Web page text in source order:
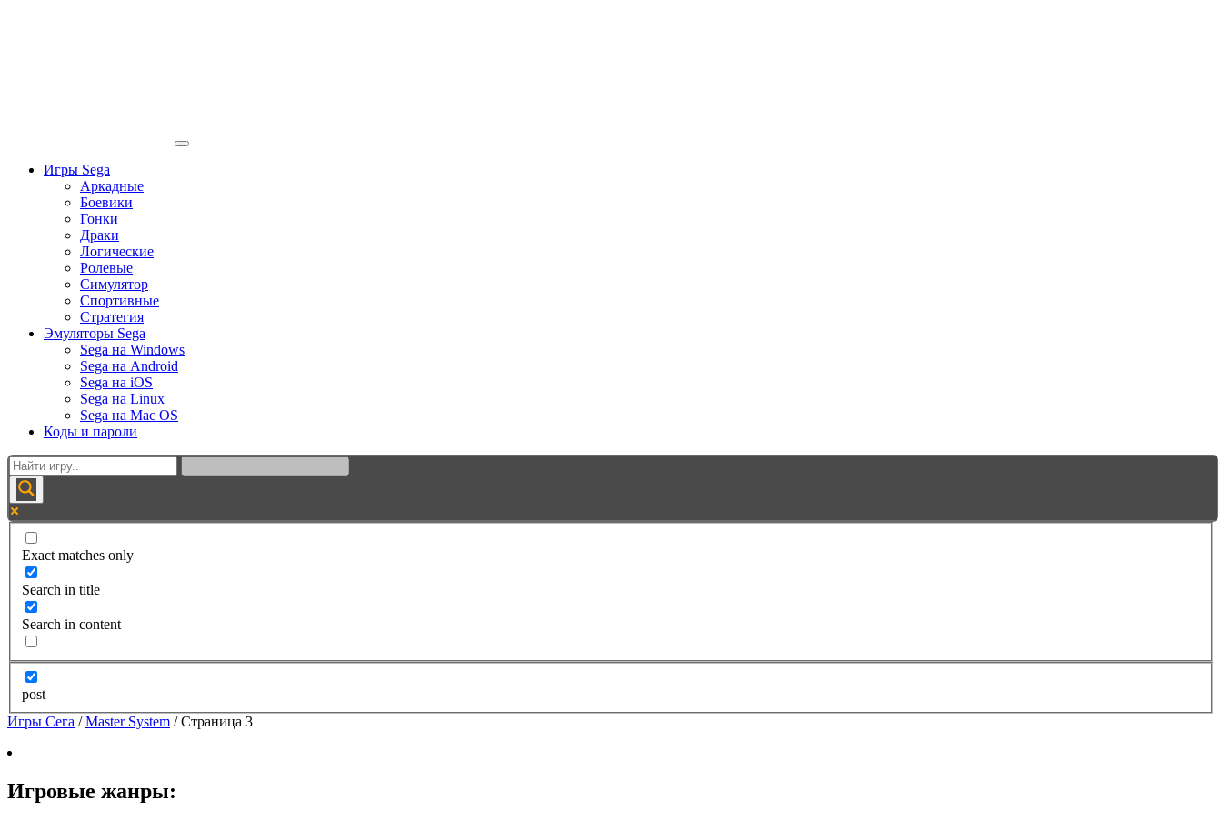
Игры Sega
Аркадные
Боевики
Гонки
Драки
Логические
Ролевые
Симулятор
Спортивные
Стратегия
Эмуляторы Sega
Sega на Windows
Sega на Android
Sega на iOS
Sega на Linux
Sega на Mac OS
Коды и пароли
Exact matches only
Search in title
Search in content
post
Игры Сега /Master System /Страница 3
Игровые жанры: